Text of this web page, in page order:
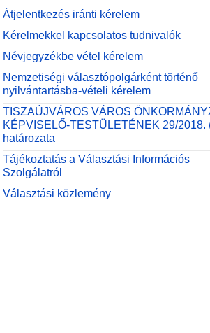
Átjelentkezés iránti kérelem
Kérelmekkel kapcsolatos tudnivalók
Névjegyzékbe vétel kérelem
Nemzetiségi választópolgárként történő
nyilvántartásba-vételi kérelem
TISZAÚJVÁROS VÁROS
KÉPVISELŐ-TESTÜLETÉNEK 29/2018.
határozata
Tájékoztatás a Választási Információs
Szolgálatról
Választási közlemény